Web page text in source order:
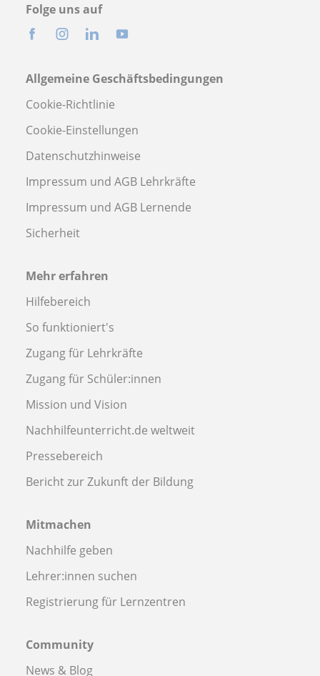
Folge uns auf
Allgemeine Geschäftsbedingungen
Cookie-Richtlinie
Cookie-Einstellungen
Datenschutzhinweise
Impressum und AGB Lehrkräfte
Impressum und AGB Lernende
Sicherheit
Mehr erfahren
Hilfebereich
So funktioniert's
Zugang für Lehrkräfte
Zugang für Schüler:innen
Mission und Vision
Nachhilfeunterricht.de weltweit
Pressebereich
Bericht zur Zukunft der Bildung
Mitmachen
Nachhilfe geben
Lehrer:innen suchen
Registrierung für Lernzentren
Community
News & Blog